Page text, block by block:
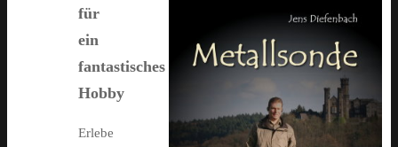
für
ein
fantastisches
Hobby
Erlebe